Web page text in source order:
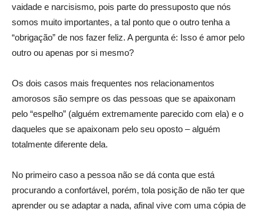
vaidade e narcisismo, pois parte do pressuposto que nós
somos muito importantes, a tal ponto que o outro tenha a
“obrigação” de nos fazer feliz. A pergunta é: Isso é amor pelo
outro ou apenas por si mesmo?
Os dois casos mais frequentes nos relacionamentos
amorosos são sempre os das pessoas que se apaixonam
pelo “espelho” (alguém extremamente parecido com ela) e o
daqueles que se apaixonam pelo seu oposto – alguém
totalmente diferente dela.
No primeiro caso a pessoa não se dá conta que está
procurando a confortável, porém, tola posição de não ter que
aprender ou se adaptar a nada, afinal vive com uma cópia de